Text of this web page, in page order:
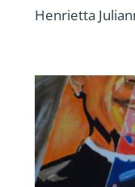
Henrietta